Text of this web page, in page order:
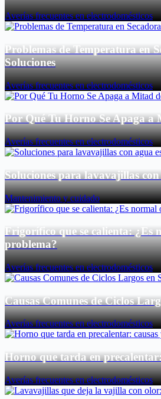
Averías frecuentes en electrodomésticos
Problemas de Temperatura en
Soluciones
Averías frecuentes en electrodomésticos
Por Qué Tu Horno Se Apaga a
Averías frecuentes en electrodomésticos
Soluciones para lavavajillas
Mantenimiento y cuidado
Frigorífico que se calienta: ¿Es
problema?
Averías frecuentes en electrodomésticos
Causas Comunes de Ciclos
Averías frecuentes en electrodomésticos
Horno que tarda en
Averías frecuentes en electrodomésticos